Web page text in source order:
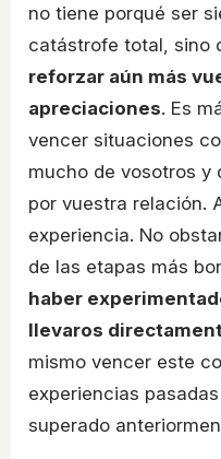
no tiene porqué ser
catástrofe total, sino
reforzar aún más
apreciaciones. Es
vencer situaciones
mucho de vosotros y
por vuestra relación.
experiencia. No
de las etapas más
haber
llevaros
mismo vencer este
experiencias
superado